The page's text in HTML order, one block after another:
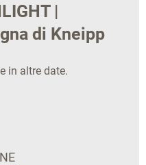
|
di Kneipp
in altre date.